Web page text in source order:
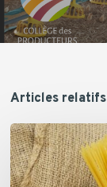
Articles relatifs
La
filière
du